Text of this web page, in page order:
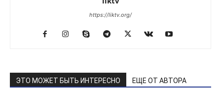
https://liktv.org/
ЭТО МОЖЕТ БЫТЬ ИНТЕРЕСНО ЕЩЕ ОТ АВТОРА